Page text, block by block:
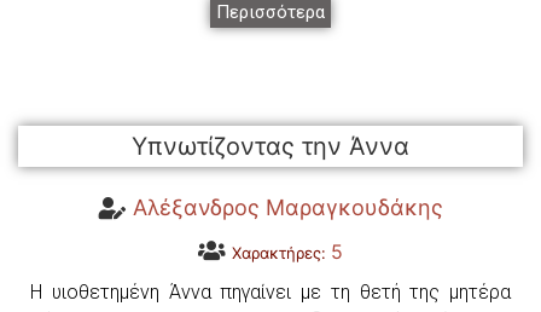
Περισσότερα
Υπνωτίζοντας την Άννα
Αλέξανδρος Μαραγκουδάκης
Χαρακτήρες: 5
Η υιοθετημένη Άννα πηγαίνει με τη θετή της μητέρα